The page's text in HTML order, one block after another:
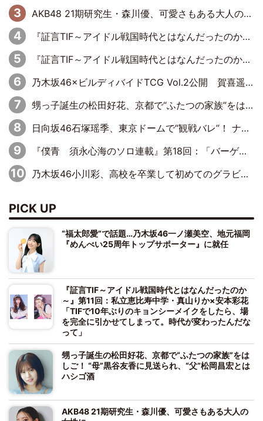
AKB48 21期研究生・森川優、可愛さもある大人の女性に
『証言TIF～アイドル戦国時代とはなんだったのか～』第11回：私立恵比寿中学・真山りか×安本彩花「TIFで10年ぶりのキョンシーメイクをしたら、場を完全に引かせてしまって。時代が変わったんだなって」
『証言TIF～アイドル戦国時代とはなんだったのか～』第10回：さくら学院・武藤彩未×飯田らうら「正直、中3で辞めるというのを信じてなくて。そう言われてはいたけど、嘘でしょって」
乃木坂46×ビルディバイドTCG Vol.2公開 賀喜遥香＆田村真佑が『京まふ』ステージに登壇
甥っ子誕生の松田好花、京都で“ふたつの家族”をはしご！ “母”黒谷友香に見送られ、“父”松岡昌宏とはハシゴ酒
日向坂46石塚瑶季、東京ドームで“観戦バレ”！ ナイツ・塙も認めた「巨人に詳しすぎるアイドル」は元VENUSスクール生で杉内コーチ推し⁉
『僕青 須永心海のソロ連載』第18回：「バーゲンセールハンターみうな inしまむら」編
乃木坂46小川彩、高校を卒業して初めてのグラビア「大人になった感じがしました(笑)」
PICK UP
“福太郎愛”で話題…乃木坂46一ノ瀬美空、地元福岡
『めんべい25周年トップサポーター』に就任
『証言TIF～アイドル戦国時代とはなんだったのか
～』第11回：私立恵比寿中学・真山りか×安本彩花
「TIFで10年ぶりのキョンシーメイクをしたら、場
を完全に引かせてしまって。時代が変わったんだな
って」
甥っ子誕生の松田好花、京都で“ふたつの家族”をは
しご！ “母”黒谷友香に見送られ、“父”松岡昌宏とは
ハシゴ酒
AKB48 21期研究生・森川優、可愛さもある大人の